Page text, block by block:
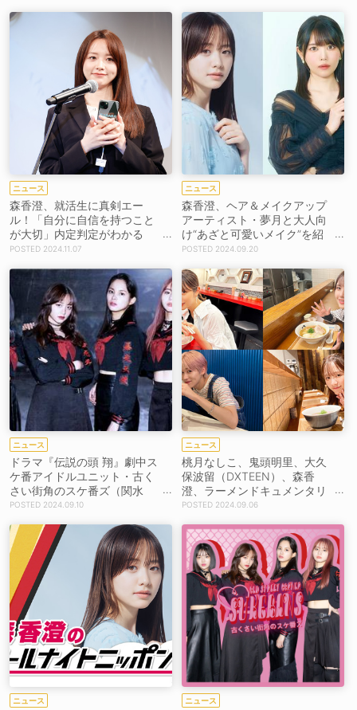
ニュース
森香澄、就活生に真剣エー
ル！「自分に自信を持つこと
が大切」内定判定がわかる
『REALME』イベント出演
2024.11.07
ニュース
森香澄、ヘア＆メイクアップ
アーティスト・夢月と大人向
け“あざと可愛いメイク”を紹
介！ 『美的』主催リアルイベ
ステージ出演
2024.09.20
ニュース
ドラマ『伝説の頭 翔』劇中ス
ケ番アイドルユニット・古く
さい街角のスケ番ズ（関水
渚、森香澄、志田こはく、吉
OVE」CD一般発売決定！
2024.09.10
ニュース
桃月なしこ、鬼頭明里、大久
保波留（DXTEEN）、森香
澄、ラーメンドキュメンタリ
ー『ラーメンを食べる。』出
2024.09.06
ニュース ニュース